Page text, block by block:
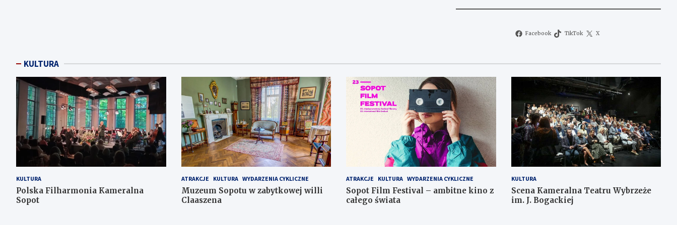
N
a
w
i
g
a
c
i
d
o
k
i
n
a
w
Facebook TikTok X
KULTURA
KULTURA
Polska Filharmonia Kameralna
Sopot
ATRAKCJE KULTURA WYDARZENIA CYKLICZNE
Muzeum Sopotu w zabytkowej willi
Claaszena
ATRAKCJE KULTURA WYDARZENIA CYKLICZNE
Sopot Film Festival – ambitne kino z
całego świata
KULTURA
Scena Kameralna Teatru Wybrzeże
im. J. Bogackiej